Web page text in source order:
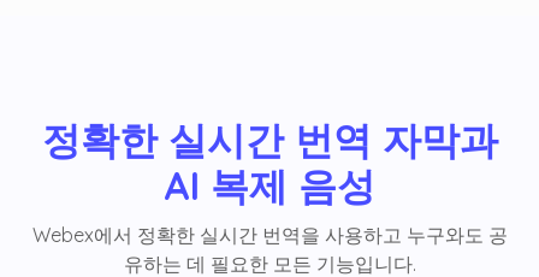
정확한 실시간 번역 자막과
AI 복제 음성
Webex에서 정확한 실시간 번역을 사용하고 누구와도 공
유하는 데 필요한 모든 기능입니다.